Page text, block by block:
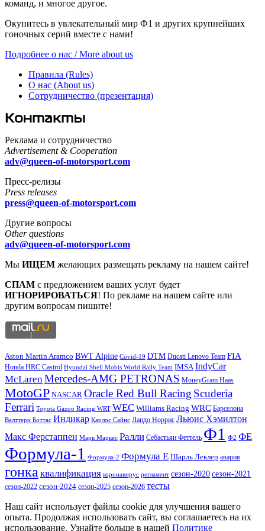
команд, и многое другое.
Окунитесь в увлекательный мир Ф1 и других крупнейших
гоночных серий вместе с нами!
Подробнее о нас / More about us
Правила (Rules)
О нас (About us)
Сотрудничество (презентация)
Контакты
Реклама и сотрудничество
Advertisement & Cooperation
adv@queen-of-motorsport.com
Пресс-релизы
Press releases
press@queen-of-motorsport.com
Другие вопросы
Other questions
adv@queen-of-motorsport.com
Мы ИЩЕМ желающих размещать рекламу на нашем сайте!
СПАМ с предложением ваших услуг будет
ИГНОРИРОВАТЬСЯ! По рекламе на нашем сайте или
другим вопросам пишите!
Aston Martin Aramco BWT Alpine Covid-19 DTM Ducati Lenovo Team FIA
Honda HRC Castrol Hyundai Shell Mobis World Rally Team IMSA IndyCar
McLarenMercedes-AMG PETRONAS MoneyGram Haas
MotoGP NASCAR Oracle Red Bull Racing Scuderia
Ferrari Toyota Gazoo Racing WRT WEC Williams Racing WRC Барселона
Валттери Боттас Индикар Карлос Сайнс Ландо Норрис Льюис Хэмилтон
Макс Ферстаппен Марк Маркес Ралли Себастьян Феттель Ф1 Ф2 ФЕ
Формула-1 Формула-2 Формула Е Шарль Леклер авария
гонка квалификация коронавирус регламент сезон-2020сезон-2021
сезон-2022 сезон-2024 сезон-2025 сезон-2026 тесты
Наш сайт использует файлы cookie для улучшения вашего
опыта. Продолжая использовать сайт, вы соглашаетесь на их
использование. Узнайте больше в нашей Политике